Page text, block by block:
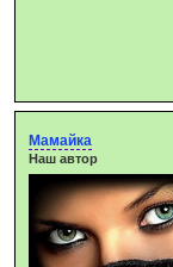
Мамайка
Наш автор